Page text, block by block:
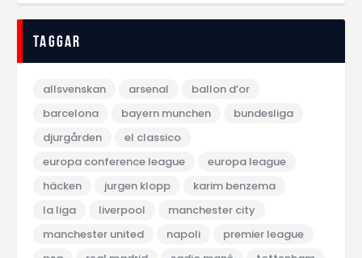
Taggar
allsvenskan arsenal
ballon d‘or
barcelona
bayern munchen
bundesliga
djurgården
el classico
europa conference league
europa league
häcken
jurgen klopp
karim benzema
la liga
liverpool
manchester city
manchester united
napoli
premier league